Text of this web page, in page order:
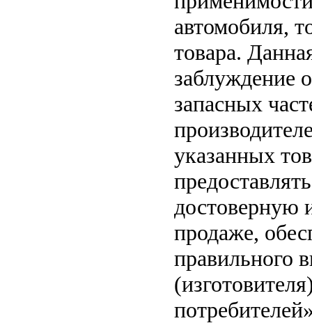
автомобиля,
товара.
заблуждение
запасных
указанных
достоверную
продаже,
правильного